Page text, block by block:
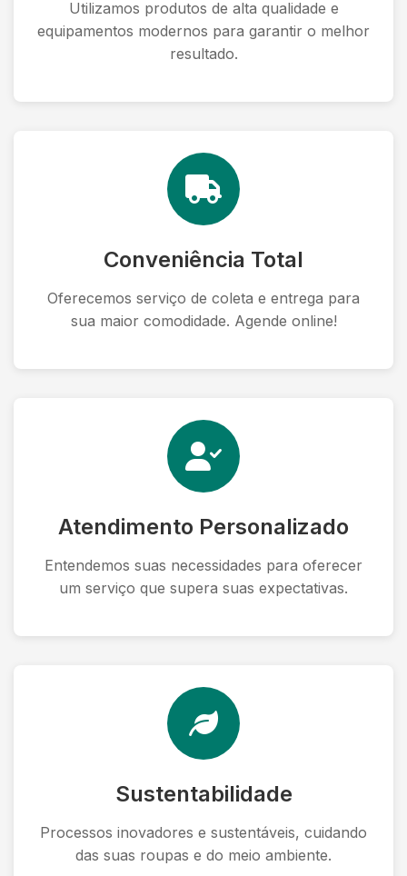
Utilizamos produtos de alta qualidade e
equipamentos modernos para garantir o melhor
resultado.
Conveniência Total
Oferecemos serviço de coleta e entrega para
sua maior comodidade. Agende online!
Atendimento Personalizado
Entendemos suas necessidades para oferecer
um serviço que supera suas expectativas.
Sustentabilidade
Processos inovadores e sustentáveis, cuidando
das suas roupas e do meio ambiente.